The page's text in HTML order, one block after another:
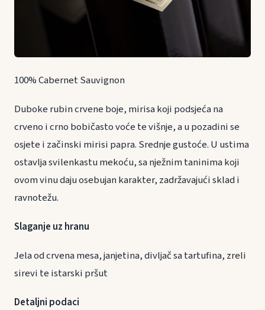
100% Cabernet Sauvignon
Duboke rubin crvene boje, mirisa koji podsjeća na
crveno i crno bobičasto voće te višnje, a u pozadini se
osjete i začinski mirisi papra. Srednje gustoće. U ustima
ostavlja svilenkastu mekoću, sa nježnim taninima koji
ovom vinu daju osebujan karakter, zadržavajući sklad i
ravnotežu.
Slaganje uz hranu
Jela od crvena mesa, janjetina, divljač sa tartufina, zreli
sirevi te istarski pršut
Detaljni podaci